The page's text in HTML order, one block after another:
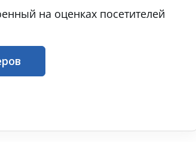
на оценках посетителей